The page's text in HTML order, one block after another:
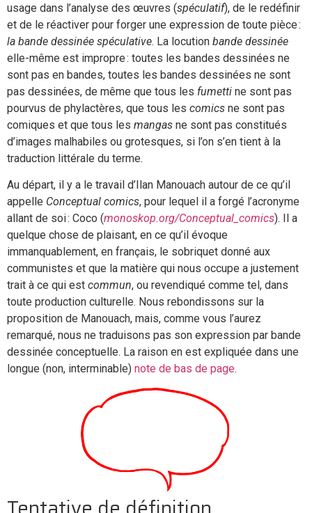
usage dans l’analyse des œuvres (spéculatif), de le redéfinir
et de le réactiver pour forger une expression de toute pièce :
la bande dessinée spéculative. La locution bande dessinée
elle-même est impropre : toutes les bandes dessinées ne
sont pas en bandes, toutes les bandes dessinées ne sont
pas dessinées, de même que tous les fumetti ne sont pas
pourvus de phylactères, que tous les comics ne sont pas
comiques et que tous les mangas ne sont pas constitués
d’images malhabiles ou grotesques, si l’on s’en tient à la
traduction littérale du terme.
Au départ, il y a le travail d’Ilan Manouach autour de ce qu’il
appelle Conceptual comics, pour lequel il a forgé l’acronyme
allant de soi : Coco (monoskop.org/Conceptual_comics). Il a
quelque chose de plaisant, en ce qu’il évoque
immanquablement, en français, le sobriquet donné aux
communistes et que la matière qui nous occupe a justement
trait à ce qui est commun, ou revendiqué comme tel, dans
toute production culturelle. Nous rebondissons sur la
proposition de Manouach, mais, comme vous l’aurez
remarqué, nous ne traduisons pas son expression par bande
dessinée conceptuelle. La raison en est expliquée dans une
longue (non, interminable) note de bas de page.